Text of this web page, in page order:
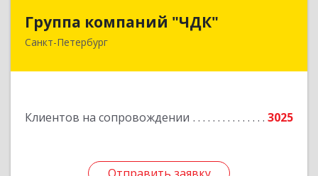
Группа компаний "ЧДК"
Санкт-Петербург
Клиентов на сопровождении 3025
Группа компаний "ЧДК"
191119, Санкт-Петербург г, вн.тер.г.
Подробнее